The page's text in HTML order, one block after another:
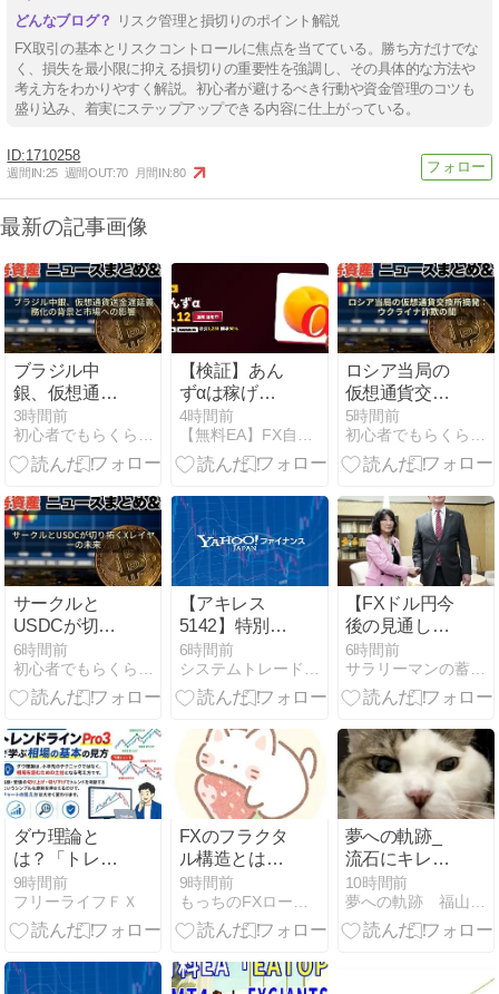
リスク管理と損切りのポイント解説
FX取引の基本とリスクコントロールに焦点を当てている。勝ち方だけでな
く、損失を最小限に抑える損切りの重要性を強調し、その具体的な方法や
考え方をわかりやすく解説。初心者が避けるべき行動や資金管理のコツも
盛り込み、着実にステップアップできる内容に仕上がっている。
1710258
週間IN:25 週間OUT:70 月間IN:80
最新の記事画像
ブラジル中
銀、仮想通貨
送金遅延義務
化の背景と市
場への影響
3時間前
初心者でもらくらくFX生活 | 初心者でもFXで稼ぐ
【検証】あん
ずαは稼げ
る？勝率98%
でもPF1.12の
落とし穴を実
4時間前
【無料EA】FX自動売買マガジン
ロシア当局の
仮想通貨交換
所摘発：ウク
ライナ詐欺の
闇
5時間前
初心者でもらくらくFX生活 | 初心者でもFXで稼ぐ
サークルと
USDCが切り
拓くXレイヤ
ーの未来
6時間前
【アキレス
5142】特別利
益による急騰
の構造分析！
短期投資家が
３つの視点
6時間前
【FXドル円今
後の見通し
（8/10週）】
利上げ観測と
中東情勢がカ
ジは・・
6時間前
ダウ理論と
は？「トレン
ドライン
Pro3」で学ぶ
相場の基本の
9時間前
フリーライフＦＸ
FXのフラクタ
ル構造とは？
チャートで見
つける方法・
使い方をわか
9時間前
夢への軌跡_
流石にキレま
すよねぇ。
（笑）
10時間前